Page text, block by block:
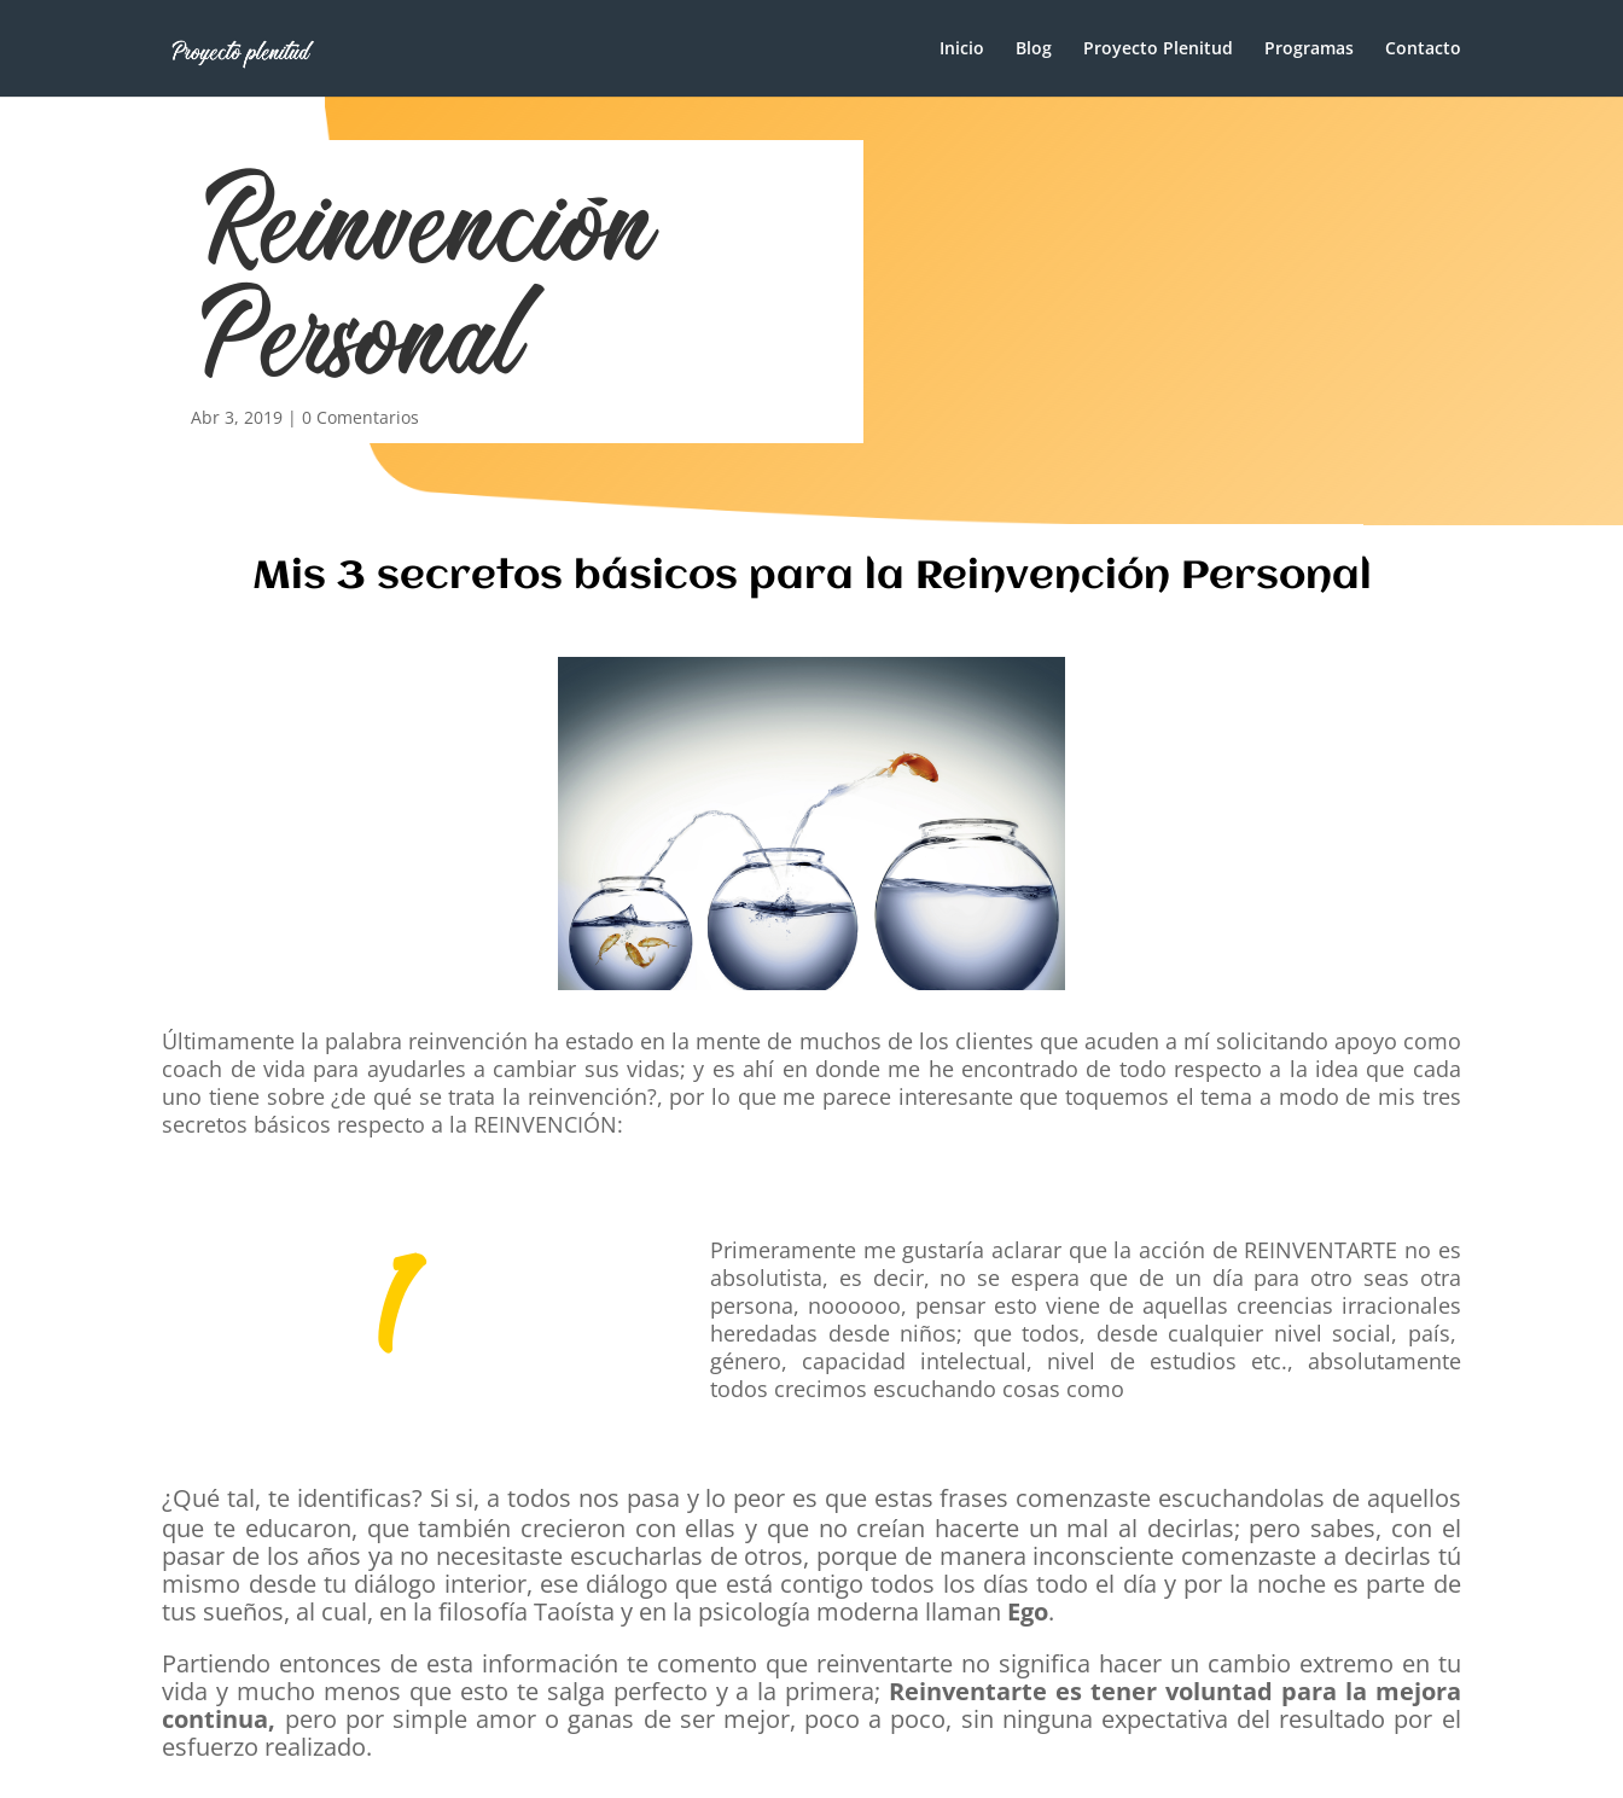
Inicio Blog Proyecto Plenitud Programas Contacto
Reinvención
Personal
Abr 3, 2019 |0 Comentarios
Mis 3 secretos básicos para la Reinvención Personal
Últimamente la palabra reinvención ha estado en la mente de muchos de los clientes que acuden a mí solicitando apoyo como
coach de vida para ayudarles a cambiar sus vidas; y es ahí en donde me he encontrado de todo respecto a la idea que cada
uno tiene sobre ¿de qué se trata la reinvención?, por lo que me parece interesante que toquemos el tema a modo de mis tres
secretos básicos respecto a la REINVENCIÓN:
1 Primeramente me gustaría aclarar que la acción de REINVENTARTE no es
absolutista, es decir, no se espera que de un día para otro seas otra
persona, noooooo, pensar esto viene de aquellas creencias irracionales
heredadas desde niños; que todos, desde cualquier nivel social, país,
género, capacidad intelectual, nivel de estudios etc., absolutamente
todos crecimos escuchando cosas como
¿Qué tal, te identificas? Si si, a todos nos pasa y lo peor es que estas frases comenzaste escuchandolas de aquellos
que te educaron, que también crecieron con ellas y que no creían hacerte un mal al decirlas; pero sabes, con el
pasar de los años ya no necesitaste escucharlas de otros, porque de manera inconsciente comenzaste a decirlas tú
mismo desde tu diálogo interior, ese diálogo que está contigo todos los días todo el día y por la noche es parte de
tus sueños, al cual, en la filosofía Taoísta y en la psicología moderna llaman Ego.
Partiendo entonces de esta información te comento que reinventarte no significa hacer un cambio extremo en tu
vida y mucho menos que esto te salga perfecto y a la primera; Reinventarte es tener voluntad para la mejora
continua, pero por simple amor o ganas de ser mejor, poco a poco, sin ninguna expectativa del resultado por el
esfuerzo realizado.